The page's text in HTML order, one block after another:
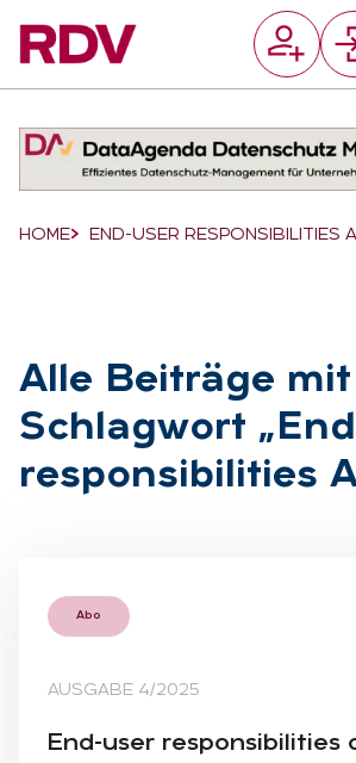
Breadcrumb-Navigation
HOME END-USER RESPONSIBILITIES AI
Alle Bei­trä­ge
Schlag­wort
re­spon­si­bi­li­ties
Abo
AUSGABE 4/2025
End-user re­spon­si­bi­li­ties